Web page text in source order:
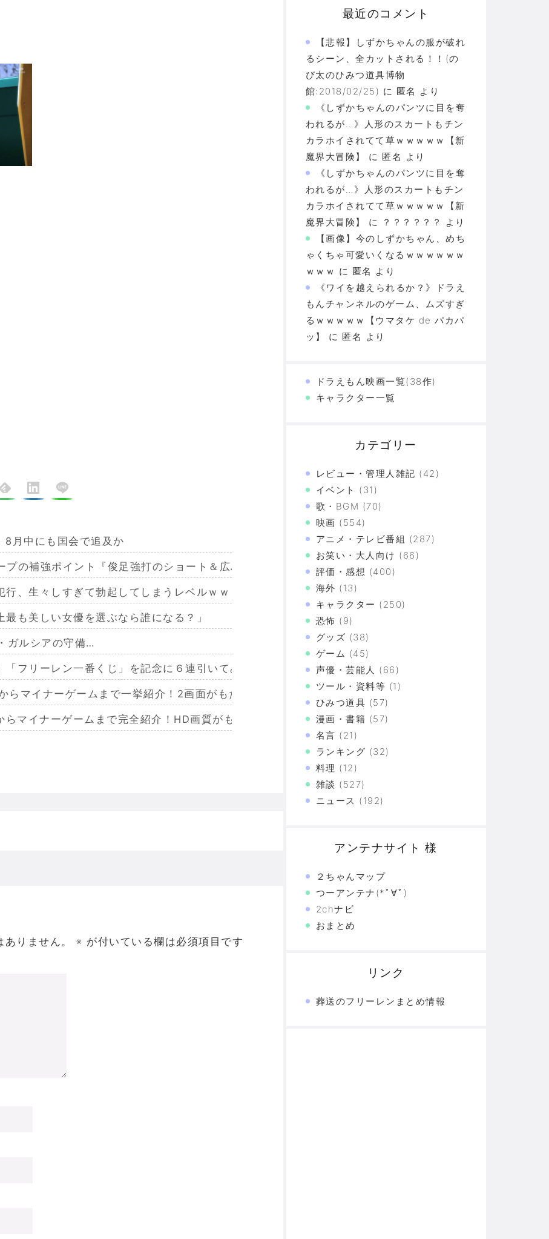
8月中にも国会で追及か
の補強ポイント『俊足強打のショート＆広島出身』
行、生々しすぎて勃起してしまうレベルｗｗｗｗｗ
も美しい女優を選ぶなら誰になる？」
ガルシアの守備…
「フリーレン一番くじ」を記念に６連引いてみた！気づけばXX連で合計○万円使ってた！？
らマイナーゲームまで一挙紹介！2画面がもたらす極上の恐怖
らマイナーゲームまで完全紹介！HD画質がもたらした真の恐怖…
らマイナーまで完全紹介！フルポリゴンがもたらした恐怖の革命
ームを名作からマイナーまで完全紹介！ビジュアルメモリと駆け抜けた日々を思い出そう
りません。 ※ が付いている欄は必須項目です
最近のコメント
【悲報】しずかちゃんの服が破れ
るシーン、全カットされる！！(の
び太のひみつ道具博物
館:2018/02/25) に 匿名 より
《しずかちゃんのパンツに目を奪
われるが…》人形のスカートもチン
カラホイされてて草ｗｗｗｗｗ【新
魔界大冒険】
に 匿名 より
《しずかちゃんのパンツに目を奪
われるが…》人形のスカートもチン
カラホイされてて草ｗｗｗｗｗ【新
魔界大冒険】
に ？？？？？？
より
【画像】今のしずかちゃん、めち
ゃくちゃ可愛いくなるｗｗｗｗｗｗ
ｗｗｗ に 匿名 より
《ワイを越えられるか？》ドラえ
もんチャンネルのゲーム、ムズすぎ
るｗｗｗｗｗ【ウマタケ de パカパ
ッ】
に 匿名 より
ドラえもん映画一覧(38作)
キャラクター一覧
カテゴリー
レビュー・管理人雑記 (42)
イベント (31)
歌・BGM (70)
映画 (554)
アニメ・テレビ番組 (287)
お笑い・大人向け (66)
評価・感想 (400)
海外 (13)
キャラクター (250)
恐怖 (9)
グッズ (38)
ゲーム (45)
声優・芸能人 (66)
ツール・資料等 (1)
ひみつ道具 (57)
漫画・書籍 (57)
名言 (21)
ランキング (32)
料理 (12)
雑談 (527)
ニュース (192)
アンテナサイト 様
２ちゃんマップ
つーアンテナ(*ﾟ∀ﾟ)
2chナビ
おまとめ
リンク
葬送のフリーレンまとめ情報